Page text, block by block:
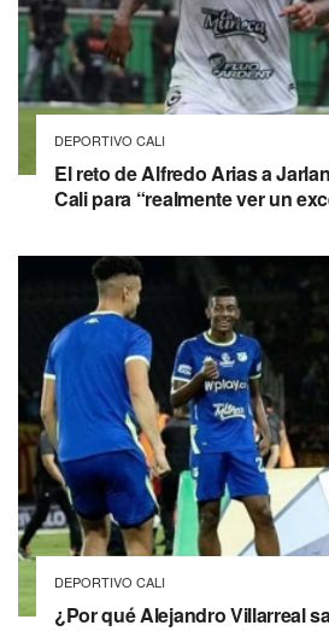
DEPORTIVO CALI
El reto de Alfredo Arias a
Cali para “realmente ver un
DEPORTIVO CALI
¿Por qué Alejandro Villarreal